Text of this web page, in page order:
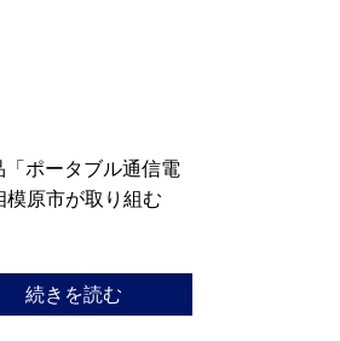
「ポータブル通信電
原市が取り組む
続きを読む